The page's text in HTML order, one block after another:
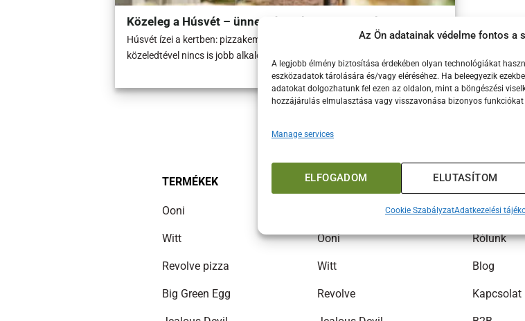
Az Ön adatainak védelme fontos a
A legjobb élmény biztosítása érdekében olyan technológiákat
eszközadatok tárolására és/vagy eléréséhez. Ha beleegyezik
adatokat dolgozhatunk fel ezen az oldalon, mint a böngészési
hozzájárulás elmulasztása vagy visszavonása bizonyos
Manage services
ELFOGADOM ELUTASÍTOM
Cookie SzabályzatAdatkezelési
Közeleg a Húsvét – ünnepi ízek és 2 szuper ajánlat!
Húsvét ízei a kertben: pizzakemence és dagasztógép ajánlatok Húsvét
közeledtével nincs is jobb alkalom, hogy
TERMÉKEK
Ooni
Witt
Revolve pizza
Big Green Egg
MÁRKÁK
Big Green Egg
Ooni
Witt
Revolve
Fiókom
Rólunk
Blog
Kapcsolat